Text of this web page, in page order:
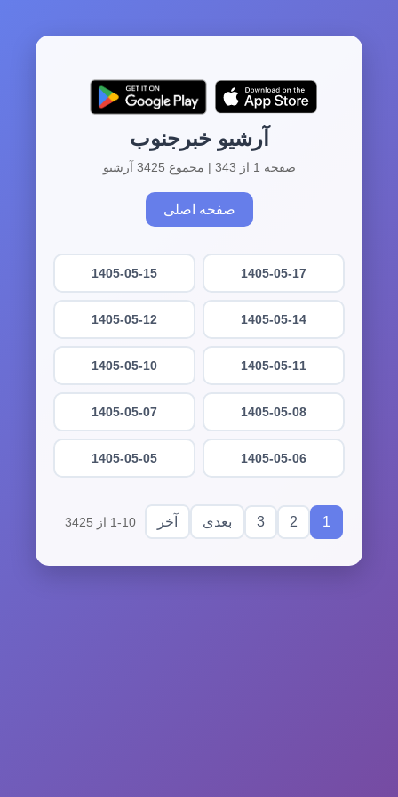
آرشیو خبرجنوب
صفحه 1 از 343 | مجموع 3425 آرشیو
صفحه اصلی
1405-05-17
1405-05-15
1405-05-14
1405-05-12
1405-05-11
1405-05-10
1405-05-08
1405-05-07
1405-05-06
1405-05-05
1
2
3 بعدی آخر 1-10 از 3425